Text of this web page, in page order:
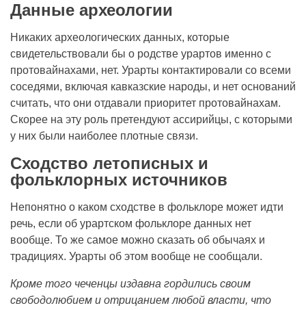
Данные археологии
Никаких археологических данных, которые
свидетельствовали бы о родстве урартов именно с
протовайнахами, нет. Урарты контактировали со всеми
соседями, включая кавказские народы, и нет оснований
считать, что они отдавали приоритет протовайнахам.
Скорее на эту роль претендуют ассирийцы, с которыми
у них были наиболее плотные связи.
Сходство летописных и
фольклорных источников
Непонятно о каком сходстве в фольклоре может идти
речь, если об урартском фольклоре данных нет
вообще. То же самое можно сказать об обычаях и
традициях. Урарты об этом вообще не сообщали.
Кроме того чеченцы издавна гордились своим
свободолюбием и отрицанием любой власти, что